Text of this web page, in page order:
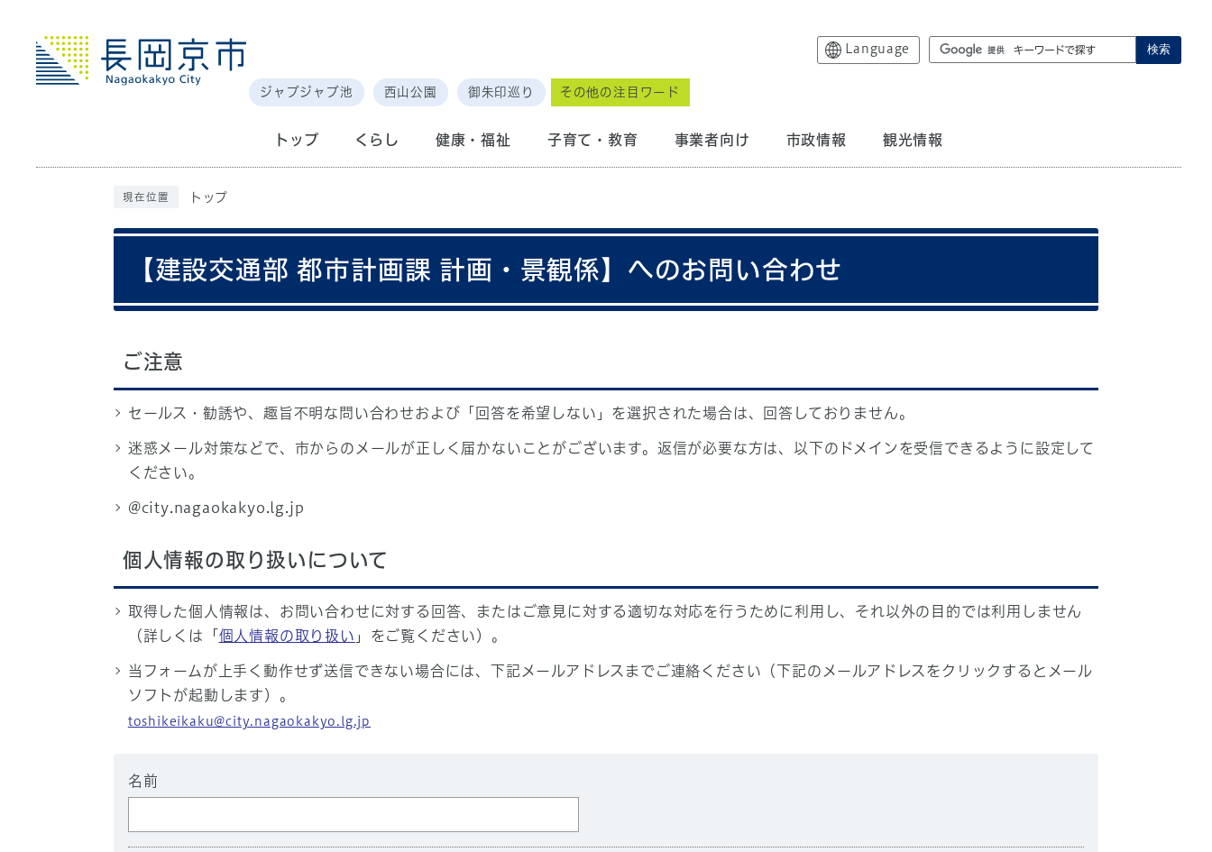
Language 検索
ジャブジャブ池 西山公園 御朱印巡り その他の注目ワード
トップ くらし 健康・福祉 子育て・教育 事業者向け 市政情報 観光情報
現在位置 トップ
【建設交通部 都市計画課 計画・景観係】へのお問い合わせ
ご注意
セールス・勧誘や、趣旨不明な問い合わせおよび「回答を希望しない」を選択された場合は、回答しておりません。
迷惑メール対策などで、市からのメールが正しく届かないことがございます。返信が必要な方は、以下のドメインを受信できるように設定して
ください。
@city.nagaokakyo.lg.jp
個人情報の取り扱いについて
取得した個人情報は、お問い合わせに対する回答、またはご意見に対する適切な対応を行うために利用し、それ以外の目的では利用しません
（詳しくは「 個人情報の取り扱い 」をご覧ください）。
当フォームが上手く動作せず送信できない場合には、下記メールアドレスまでご連絡ください（下記のメールアドレスをクリックするとメール
ソフトが起動します）。
toshikeikaku@city.nagaokakyo.lg.jp
名前